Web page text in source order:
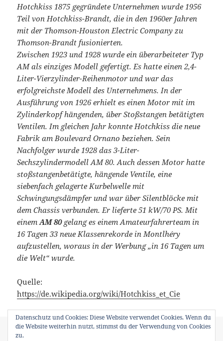
Hotchkiss 1875 gegründete Unternehmen wurde 1956
Teil von Hotchkiss-Brandt, die in den 1960er Jahren
mit der Thomson-Houston Electric Company zu
Thomson-Brandt fusionierten.
Zwischen 1923 und 1928 wurde ein überarbeiteter Typ
AM als einziges Modell gefertigt. Es hatte einen 2,4-
Liter-Vierzylinder-Reihenmotor und war das
erfolgreichste Modell des Unternehmens. In der
Ausführung von 1926 erhielt es einen Motor mit im
Zylinderkopf hängenden, über Stoßstangen betätigten
Ventilen. Im gleichen Jahr konnte Hotchkiss die neue
Fabrik am Boulevard Ornano beziehen. Sein
Nachfolger wurde 1928 das 3-Liter-
Sechszylindermodell AM 80. Auch dessen Motor hatte
stoßstangenbetätigte, hängende Ventile, eine
siebenfach gelagerte Kurbelwelle mit
Schwingungsdämpfer und war über Silentblöcke mit
dem Chassis verbunden. Er lieferte 51 kW/70 PS. Mit
einemAM 80gelang es einem Amateurfahrerteam in
16 Tagen 33 neue Klassenrekorde in Montlhéry
aufzustellen, woraus in der Werbung „in 16 Tagen um
die Welt“ wurde.
Quelle:
https://de.wikipedia.org/wiki/Hotchkiss_et_Cie
Veröffentlicht
2. April 2009 Kategorien
Techno Classica Schlagwörter
2009,BMW R 10,
Borgward Hansa 1800
Datenschutz und Cookies: Diese Website verwendet Cookies. Wenn du
die Website weiterhin nutzt, stimmst du der Verwendung von Cookies
zu.